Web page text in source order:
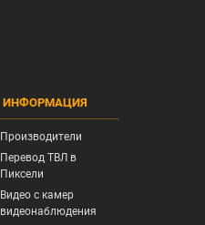
ИНФОРМАЦИЯ
Производители
Перевод ТВЛ в
Пиксели
Видео с камер
видеонаблюдения